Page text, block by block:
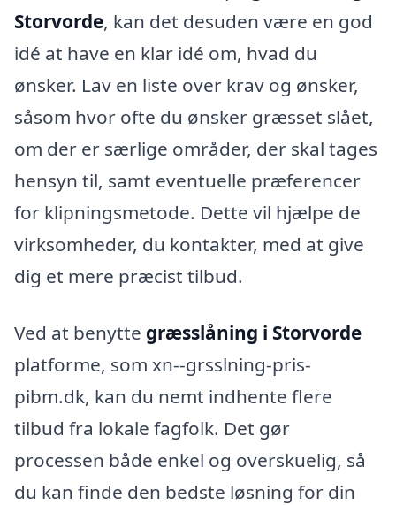
Storvorde, kan det desuden være en god
idé at have en klar idé om, hvad du
ønsker. Lav en liste over krav og ønsker,
såsom hvor ofte du ønsker græsset slået,
om der er særlige områder, der skal tages
hensyn til, samt eventuelle præferencer
for klipningsmetode. Dette vil hjælpe de
virksomheder, du kontakter, med at give
dig et mere præcist tilbud.
Ved at benytte græsslåning i Storvorde
platforme, som xn--grsslning-pris-
pibm.dk, kan du nemt indhente flere
tilbud fra lokale fagfolk. Det gør
processen både enkel og overskuelig, så
du kan finde den bedste løsning for din